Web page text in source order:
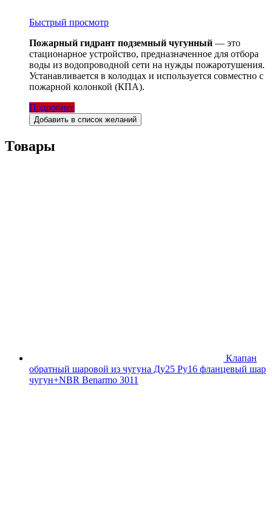
Быстрый просмотр
Пожарный гидрант подземный чугунный — это
стационарное устройство, предназначенное для отбора
воды из водопроводной сети на нужды пожаротушения.
Устанавливается в колодцах и используется совместно с
пожарной колонкой (КПА).
Подробнее
Добавить в список желаний
Товары
Клапан
обратный шаровой из чугуна Ду25 Ру16 фланцевый шар
чугун+NBR Benarmo 3011